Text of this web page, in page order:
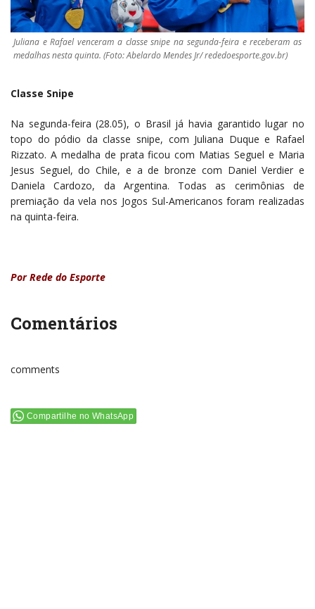
Juliana e Rafael venceram a classe snipe na segunda-feira e receberam as
medalhas nesta quinta. (Foto: Abelardo Mendes Jr/ rededoesporte.gov.br)
Classe Snipe
Na segunda-feira (28.05), o Brasil já havia garantido lugar no
topo do pódio da classe snipe, com Juliana Duque e Rafael
Rizzato. A medalha de prata ficou com Matias Seguel e Maria
Jesus Seguel, do Chile, e a de bronze com Daniel Verdier e
Daniela Cardozo, da Argentina. Todas as cerimônias de
premiação da vela nos Jogos Sul-Americanos foram realizadas
na quinta-feira.
Por Rede do Esporte
Comentários
comments
Compartilhe no WhatsApp